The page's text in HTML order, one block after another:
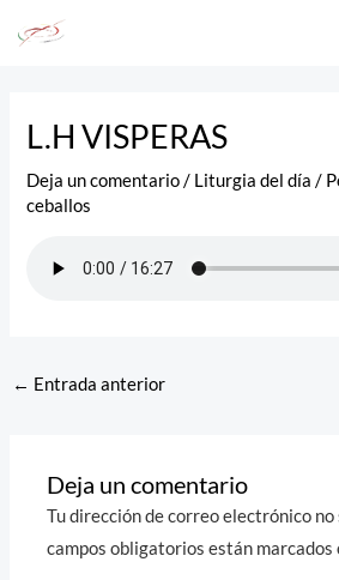
L.H VISPERAS
Deja un comentario / Liturgia del día /
ceballos
← Entrada anterior
Deja un comentario
Tu dirección de correo electrónico no
campos obligatorios están marcados